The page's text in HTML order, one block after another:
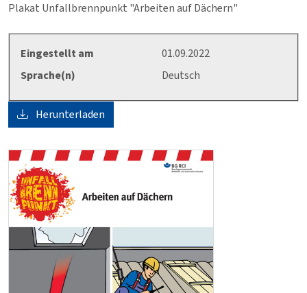
Plakat Unfallbrennpunkt "Arbeiten auf Dächern"
Eingestellt am
01.09.2022
Sprache(n)
Deutsch
Herunterladen